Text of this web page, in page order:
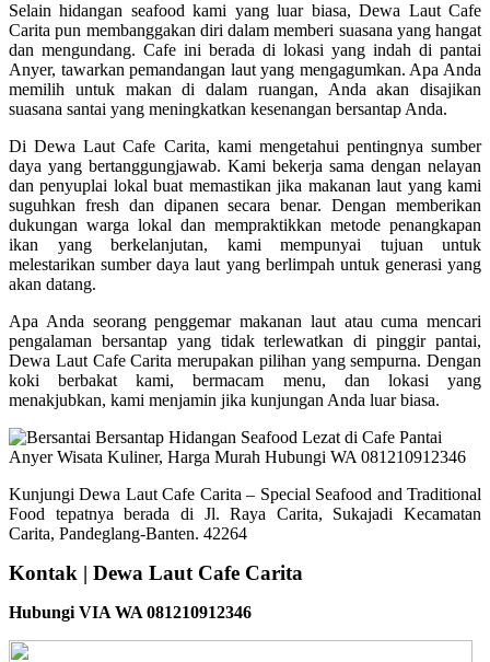
Selain hidangan seafood kami yang luar biasa, Dewa Laut Cafe
Carita pun membanggakan diri dalam memberi suasana yang hangat
dan mengundang. Cafe ini berada di lokasi yang indah di pantai
Anyer, tawarkan pemandangan laut yang mengagumkan. Apa Anda
memilih untuk makan di dalam ruangan, Anda akan disajikan
suasana santai yang meningkatkan kesenangan bersantap Anda.
Di Dewa Laut Cafe Carita, kami mengetahui pentingnya sumber
daya yang bertanggungjawab. Kami bekerja sama dengan nelayan
dan penyuplai lokal buat memastikan jika makanan laut yang kami
suguhkan fresh dan dipanen secara benar. Dengan memberikan
dukungan warga lokal dan mempraktikkan metode penangkapan
ikan yang berkelanjutan, kami mempunyai tujuan untuk
melestarikan sumber daya laut yang berlimpah untuk generasi yang
akan datang.
Apa Anda seorang penggemar makanan laut atau cuma mencari
pengalaman bersantap yang tidak terlewatkan di pinggir pantai,
Dewa Laut Cafe Carita merupakan pilihan yang sempurna. Dengan
koki berbakat kami, bermacam menu, dan lokasi yang
menakjubkan, kami menjamin jika kunjungan Anda luar biasa.
Kunjungi Dewa Laut Cafe Carita – Special Seafood and Traditional
Food tepatnya berada di Jl. Raya Carita, Sukajadi Kecamatan
Carita, Pandeglang-Banten. 42264
Kontak | Dewa Laut Cafe Carita
Hubungi VIA WA 081210912346